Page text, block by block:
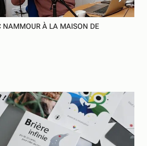
NAMMOUR À LA MAISON DE